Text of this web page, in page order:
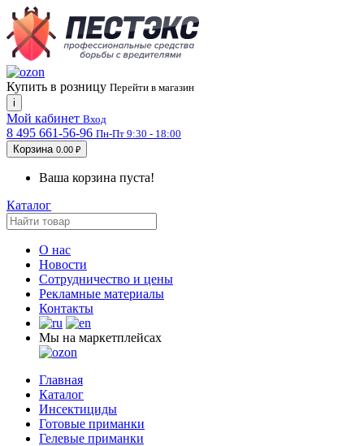
Купить в розницу Перейти в магазин
i
Мой кабинет Вход
8 495 661-56-96 Пн-Пт 9:30 - 18:00
Корзина 0.00 ₽
Ваша корзина пуста!
Каталог
О нас
Новости
Сотрудничество и цены
Рекламные материалы
Контакты
Мы на маркетплейсах
Главная
Каталог
Инсектициды
Готовые приманки
Гелевые приманки